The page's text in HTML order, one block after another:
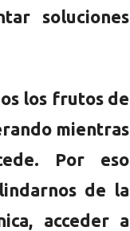
soluciones
los frutos de
mientras
Por eso
de la
acceder a